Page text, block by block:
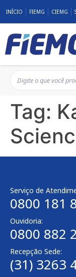
INÍCIO FIEMG CIEMG
Tag:
Serviço de
0800 181
Ouvidoria:
0800 882
Recepção Sede:
(31) 3263